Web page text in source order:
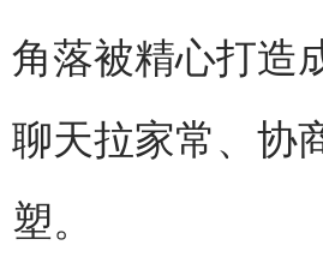
角落被精心打造
聊天拉家常、协
塑。